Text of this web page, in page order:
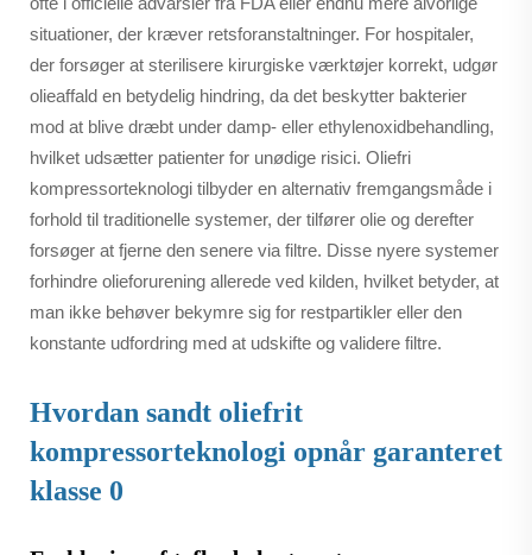
situationer, der kræver retsforanstaltninger. For hospitaler,
der forsøger at sterilisere kirurgiske værktøjer korrekt, udgør
olieaffald en betydelig hindring, da det beskytter bakterier
mod at blive dræbt under damp- eller ethylenoxidbehandling,
hvilket udsætter patienter for unødige risici. Oliefri
kompressorteknologi tilbyder en alternativ fremgangsmåde i
forhold til traditionelle systemer, der tilfører olie og derefter
forsøger at fjerne den senere via filtre. Disse nyere systemer
forhindre olieforurening allerede ved kilden, hvilket betyder, at
man ikke behøver bekymre sig for restpartikler eller den
konstante udfordring med at udskifte og validere filtre.
Hvordan sandt oliefrit
kompressorteknologi opnår garanteret
klasse 0